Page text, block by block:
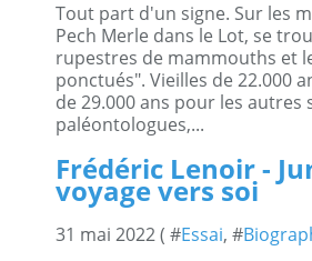
Tout part d'un signe. Sur les
Pech Merle dans le Lot, se
rupestres de mammouths et
ponctués". Vieilles de 22.000
de 29.000 ans pour les autres
paléontologues,...
Frédéric Lenoir -
voyage vers soi
31 mai 2022 ( #Essai, #